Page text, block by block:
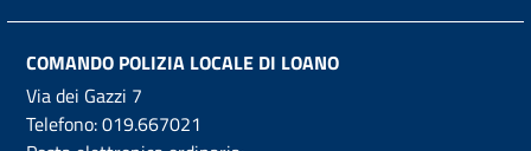
COMANDO POLIZIA LOCALE DI LOANO
Via dei Gazzi 7
Telefono:019.667021